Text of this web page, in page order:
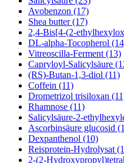
Avobenzon (17)
Shea butter (17)
2,4-Bis[4-(2-
DL-alpha-Tocopherol
Vitreoscilla-Ferment (13)
Capryloyl-Salicylsäure
(RS)-Butan-1,3-diol (11)
Coffein (11)
Drometrizol trisiloxan
Rhamnose (11)
Salicylsäure-2-
Ascorbinsäure glucosid
Dexpanthenol (10)
Reisprotein-Hydrolysat
2-(2-